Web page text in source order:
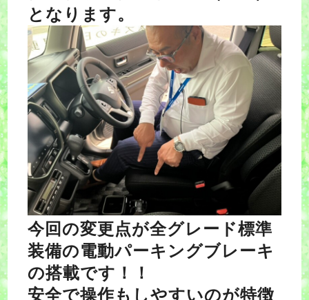
となります。
今回の変更点が全グレード標準
装備の電動パーキングブレーキ
の搭載です！！
安全で操作もしやすいのが特徴